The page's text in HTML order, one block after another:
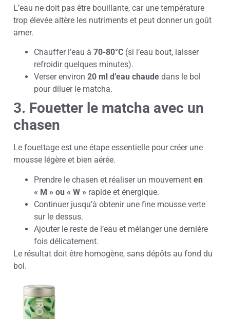
L’eau ne doit pas être bouillante, car une température
trop élevée altère les nutriments et peut donner un goût
amer.
Chauffer l’eau à 70-80°C (si l’eau bout, laisser
refroidir quelques minutes).
Verser environ 20 ml d’eau chaude dans le bol
pour diluer le matcha.
3. Fouetter le matcha avec un
chasen
Le fouettage est une étape essentielle pour créer une
mousse légère et bien aérée.
Prendre le chasen et réaliser un mouvement en
« M » ou « W » rapide et énergique.
Continuer jusqu’à obtenir une fine mousse verte
sur le dessus.
Ajouter le reste de l’eau et mélanger une dernière
fois délicatement.
Le résultat doit être homogène, sans dépôts au fond du
bol.